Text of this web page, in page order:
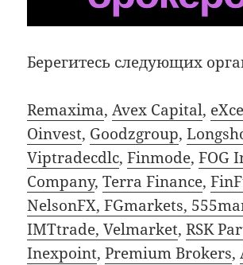
Берегитесь следующих
Remaxima,Avex Capital,
Oinvest, Goodzgroup,
Viptradecdlc,Finmode,FOG
Company,Terra Finance,
NelsonFX, FGmarkets,
IMTtrade, Velmarket,RSK
Inexpoint,Premium Brokers,